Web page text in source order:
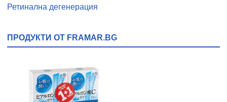
Ретинална дегенерация
ПРОДУКТИ ОТ FRAMAR.BG